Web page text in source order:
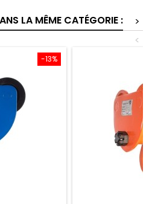
LA MÊME CATÉGORIE :
>
<
-13%